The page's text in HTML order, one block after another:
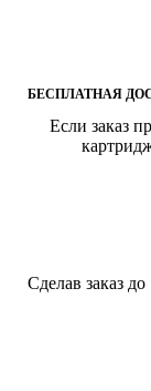
БЕСПЛАТНАЯ
Если заказ
Сделав заказ